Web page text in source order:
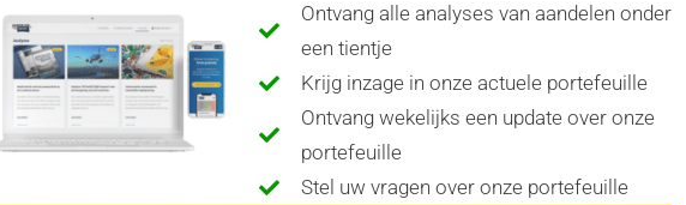
Ontvang alle analyses van aandelen onder
een tientje
Krijg inzage in onze actuele portefeuille
Ontvang wekelijks een update over onze
portefeuille
Stel uw vragen over onze portefeuille